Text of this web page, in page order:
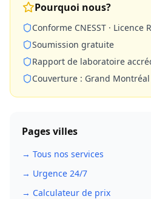
Pourquoi nous?
Conforme CNESST · Licence
Soumission gratuite
Rapport de laboratoire
Couverture : Grand Montréal
Pages villes
→ Tous nos services
→ Urgence 24/7
→ Calculateur de prix